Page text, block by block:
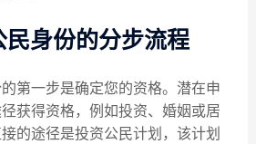
身份的分步流程
第一步是确定您的资格。潜在申
获得资格，例如投资、婚姻或居
的途径是投资公民计划，该计划